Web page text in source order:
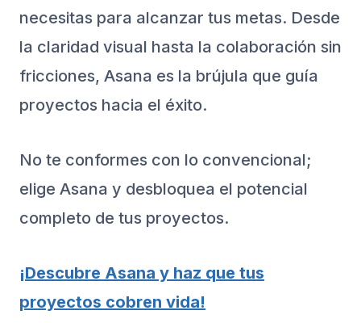
necesitas para alcanzar tus metas. Desde
la claridad visual hasta la colaboración sin
fricciones, Asana es la brújula que guía
proyectos hacia el éxito.
No te conformes con lo convencional;
elige Asana y desbloquea el potencial
completo de tus proyectos.
¡Descubre Asana y haz que tus
proyectos cobren vida!